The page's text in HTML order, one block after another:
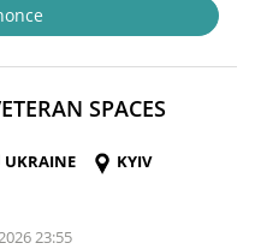
SPACES
UKRAINE
KYIV
23:55